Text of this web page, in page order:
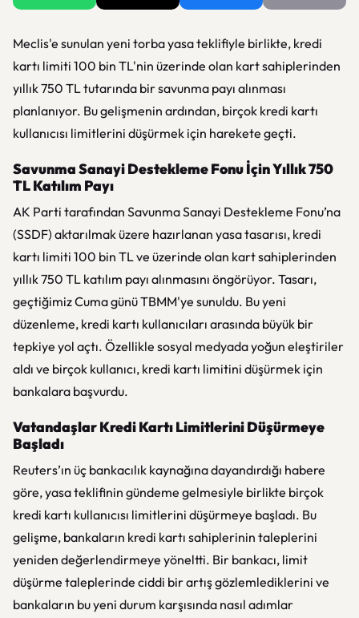
Meclis'e sunulan yeni torba yasa teklifiyle birlikte, kredi
kartı limiti 100 bin TL'nin üzerinde olan kart sahiplerinden
yıllık 750 TL tutarında bir savunma payı alınması
planlanıyor. Bu gelişmenin ardından, birçok kredi kartı
kullanıcısı limitlerini düşürmek için harekete geçti.
Savunma Sanayi Destekleme Fonu İçin Yıllık 750
TL Katılım Payı
AK Parti tarafından Savunma Sanayi Destekleme Fonu’na
(SSDF) aktarılmak üzere hazırlanan yasa tasarısı, kredi
kartı limiti 100 bin TL ve üzerinde olan kart sahiplerinden
yıllık 750 TL katılım payı alınmasını öngörüyor. Tasarı,
geçtiğimiz Cuma günü TBMM'ye sunuldu. Bu yeni
düzenleme, kredi kartı kullanıcıları arasında büyük bir
tepkiye yol açtı. Özellikle sosyal medyada yoğun eleştiriler
aldı ve birçok kullanıcı, kredi kartı limitini düşürmek için
bankalara başvurdu.
Vatandaşlar Kredi Kartı Limitlerini Düşürmeye
Başladı
Reuters’ın üç bankacılık kaynağına dayandırdığı habere
göre, yasa teklifinin gündeme gelmesiyle birlikte birçok
kredi kartı kullanıcısı limitlerini düşürmeye başladı. Bu
gelişme, bankaların kredi kartı sahiplerinin taleplerini
yeniden değerlendirmeye yöneltti. Bir bankacı, limit
düşürme taleplerinde ciddi bir artış gözlemlediklerini ve
bankaların bu yeni durum karşısında nasıl adımlar